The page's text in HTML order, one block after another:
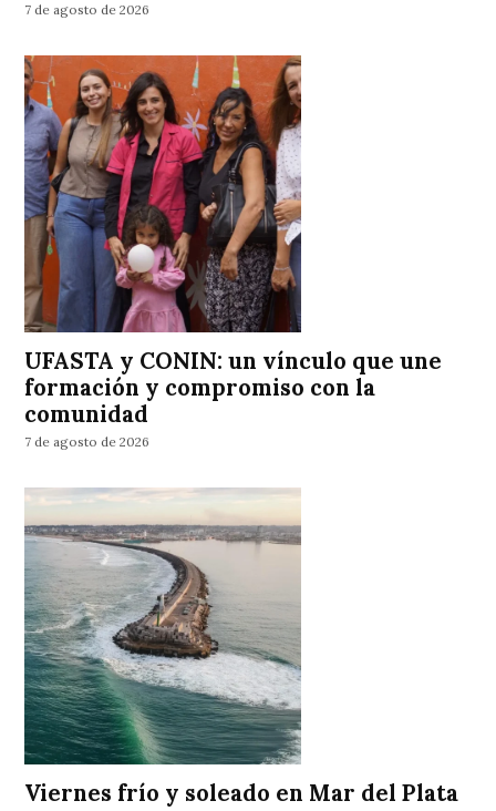
7 de agosto de 2026
UFASTA y CONIN: un vínculo que une
formación y compromiso con la
comunidad
7 de agosto de 2026
Viernes frío y soleado en Mar del Plata